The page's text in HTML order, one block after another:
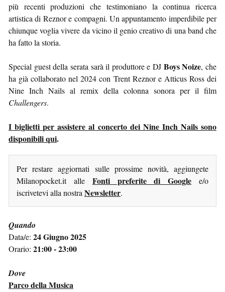
più recenti produzioni che testimoniano la continua ricerca
artistica di Reznor e compagni. Un appuntamento imperdibile per
chiunque voglia vivere da vicino il genio creativo di una band che
ha fatto la storia.
Special guest della serata sarà il produttore e DJ Boys Noize, che
ha già collaborato nel 2024 con Trent Reznor e Atticus Ross dei
Nine Inch Nails al remix della colonna sonora per il film
Challengers.
I biglietti per assistere al concerto dei Nine Inch Nails sono
disponibili qui.
Per restare aggiornati sulle prossime novità, aggiungete
Milanopocket.it alle Fonti preferite di Google e/o
iscrivetevi alla nostra Newsletter.
Quando
Data/e: 24 Giugno 2025
Orario: 21:00 - 23:00
Dove
Parco della Musica